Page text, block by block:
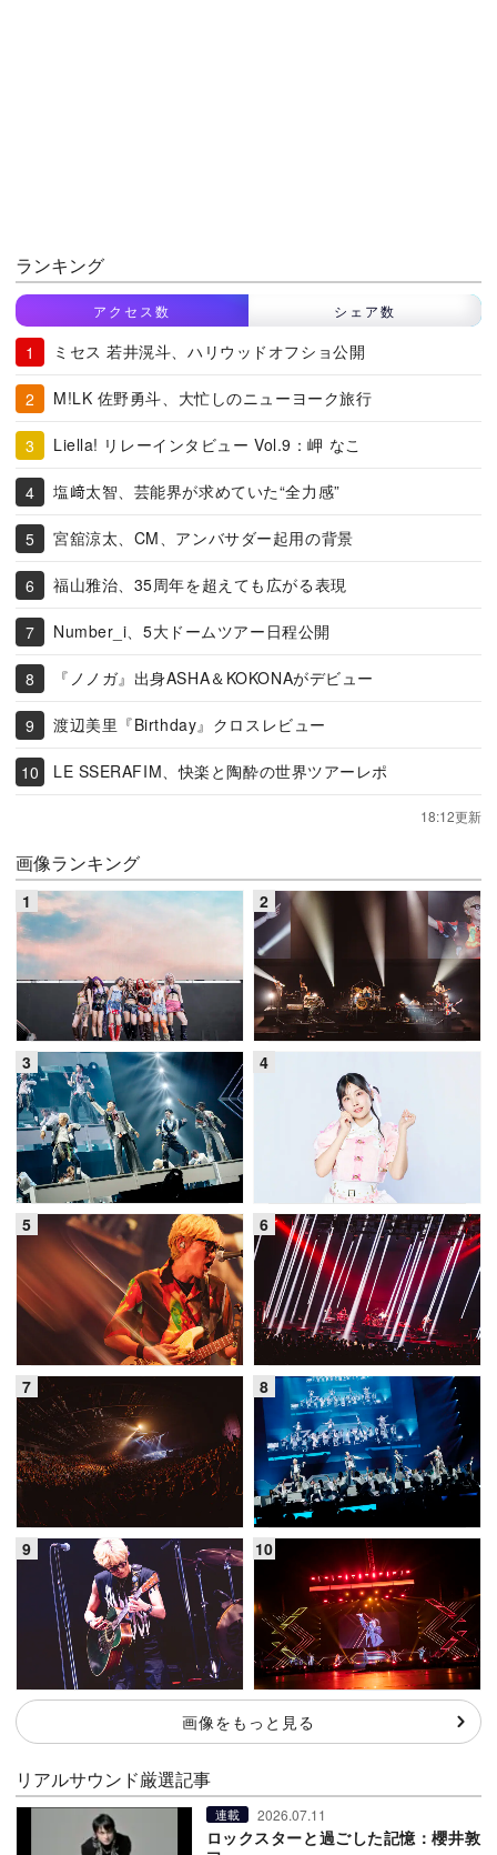
ランキング
アクセス数 シェア数
ミセス 若井滉斗、ハリウッドオフショ公開
M!LK 佐野勇斗、大忙しのニューヨーク旅行
Liella! リレーインタビュー Vol.9：岬 なこ
塩﨑太智、芸能界が求めていた“全力感”
宮舘涼太、CM、アンバサダー起用の背景
福山雅治、35周年を超えても広がる表現
Number_i、5大ドームツアー日程公開
『ノノガ』出身ASHA＆KOKONAがデビュー
渡辺美里『Birthday』クロスレビュー
LE SSERAFIM、快楽と陶酔の世界ツアーレポ
18:12更新
画像ランキング
画像をもっと見る
リアルサウンド厳選記事
連載 2026.07.11
ロックスターと過ごした記憶：櫻井敦